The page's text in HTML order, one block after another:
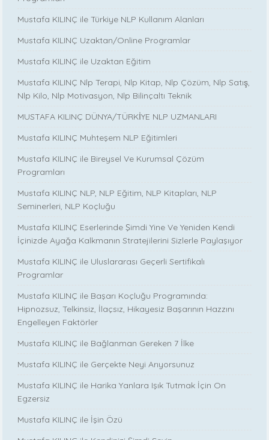
Mustafa KILINÇ ile Türkiye NLP Kullanım Alanları
Mustafa KILINÇ Uzaktan/Online Programlar
Mustafa KILINÇ ile Uzaktan Eğitim
Mustafa KILINÇ Nlp Terapi, Nlp Kitap, Nlp Çözüm, Nlp Satış,
Nlp Kilo, Nlp Motivasyon, Nlp Bilinçaltı Teknik
MUSTAFA KILINÇ DÜNYA/TÜRKİYE NLP UZMANLARI
Mustafa KILINÇ Muhteşem NLP Eğitimleri
Mustafa KILINÇ ile Bireysel Ve Kurumsal Çözüm
Programları
Mustafa KILINÇ NLP, NLP Eğitim, NLP Kitapları, NLP
Seminerleri, NLP Koçluğu
Mustafa KILINÇ Eserlerinde Şimdi Yine Ve Yeniden Kendi
İçinizde Ayağa Kalkmanın Stratejilerini Sizlerle Paylaşıyor
Mustafa KILINÇ ile Uluslararası Geçerli Sertifikalı
Programlar
Mustafa KILINÇ ile Başarı Koçluğu Programında:
Hipnozsuz, Telkinsiz, İlaçsız, Hikayesiz Başarının Hazzını
Engelleyen Faktörler
Mustafa KILINÇ ile Bağlanman Gereken 7 İlke
Mustafa KILINÇ ile Gerçekte Neyi Arıyorsunuz
Mustafa KILINÇ ile Harika Yanlara Işık Tutmak İçin On
Egzersiz
Mustafa KILINÇ ile İşin Özü